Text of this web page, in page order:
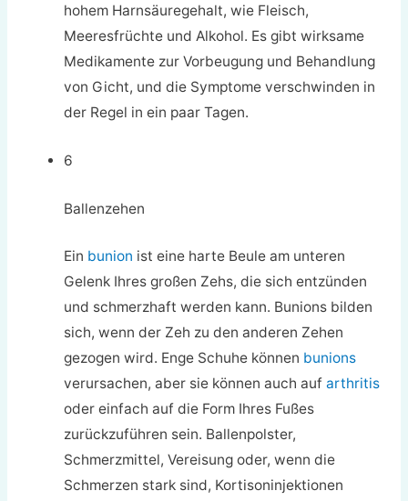
hohem Harnsäuregehalt, wie Fleisch,
Meeresfrüchte und Alkohol. Es gibt wirksame
Medikamente zur Vorbeugung und Behandlung
von Gicht, und die Symptome verschwinden in
der Regel in ein paar Tagen.
6
Ballenzehen
Ein bunion ist eine harte Beule am unteren
Gelenk Ihres großen Zehs, die sich entzünden
und schmerzhaft werden kann. Bunions bilden
sich, wenn der Zeh zu den anderen Zehen
gezogen wird. Enge Schuhe können bunions
verursachen, aber sie können auch aufarthritis
oder einfach auf die Form Ihres Fußes
zurückzuführen sein. Ballenpolster,
Schmerzmittel, Vereisung oder, wenn die
Schmerzen stark sind, Kortisoninjektionen